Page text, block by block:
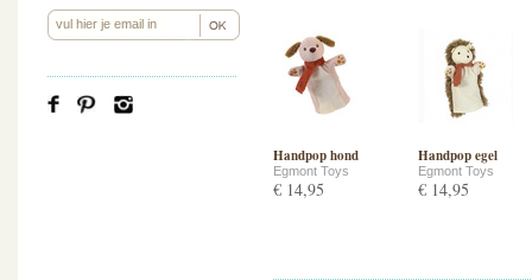
Handpop hond
Egmont Toys
€ 14,95
Handpop egel
Egmont Toys
€ 14,95